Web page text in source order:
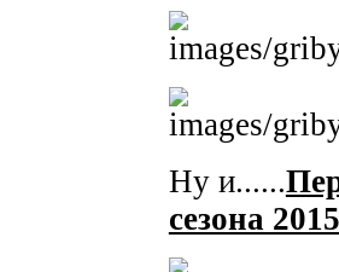
Ну и......
сезона